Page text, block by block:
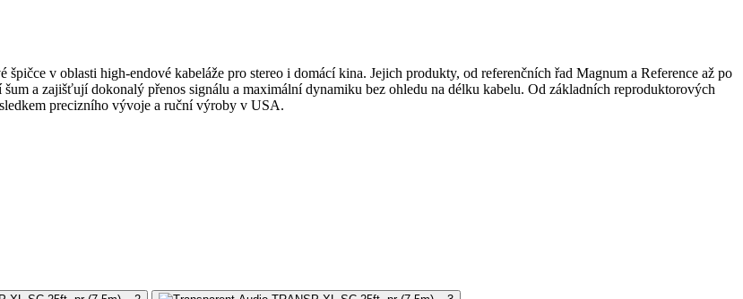
v oblasti high-endové kabeláže pro stereo i domácí kina. Jejich produkty, od referenčních řad Magnum a Reference až po
a zajišťují dokonalý přenos signálu a maximální dynamiku bez ohledu na délku kabelu. Od základních reproduktorových
precizního vývoje a ruční výroby v USA.